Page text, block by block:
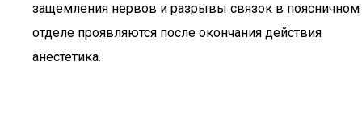
защемления нервов и разрывы связок в поясничном
отделе проявляются после окончания действия
анестетика.